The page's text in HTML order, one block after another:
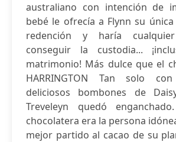
australiano con intención de
bebé le ofrecía a Flynn su
redención y haría
conseguir la custodia...
matrimonio! Más dulce que el
HARRINGTON Tan solo
deliciosos bombones de
Treveleyn quedó
chocolatera era la persona
mejor partido al cacao de su